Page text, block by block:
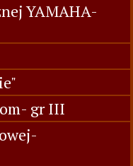
YAMAHA-
gr III